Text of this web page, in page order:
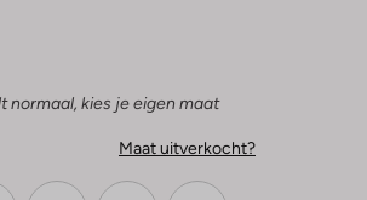
normaal, kies je eigen maat
Maat uitverkocht?